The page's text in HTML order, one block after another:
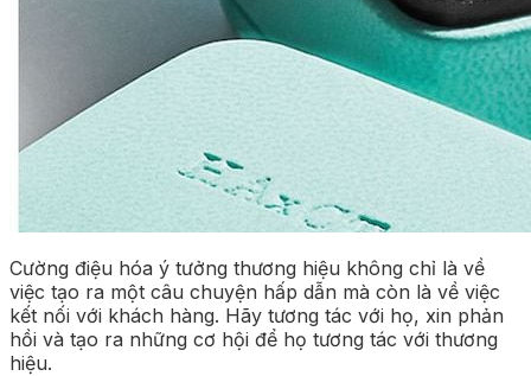
Cường điệu hóa ý tưởng thương hiệu không chỉ là về
việc tạo ra một câu chuyện hấp dẫn mà còn là về việc
kết nối với khách hàng. Hãy tương tác với họ, xin phản
hồi và tạo ra những cơ hội để họ tương tác với thương
hiệu.